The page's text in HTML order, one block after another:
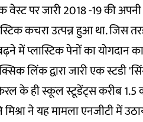
वेस्ट पर जारी 2018 -19 की अपनी
कचरा उत्पन्न हुआ था.
में प्लास्टिक पेनों का योगदान
लिंक द्वारा जारी एक स्टडी
के ही स्कूल स्टूडेंट्स करीब 1.5
ने यह मामला एनजीटी में